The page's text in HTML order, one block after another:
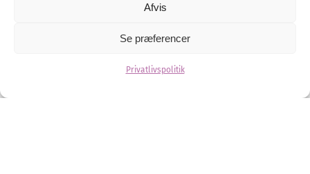
Afvis
Se præferencer
Privatlivspolitik
Lykke Brudekjoler